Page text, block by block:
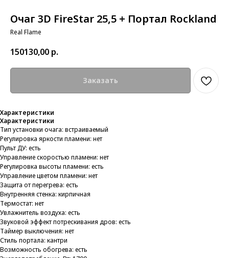
Очаг 3D FireStar 25,5 + Портал Rockland
Real Flame
150130,00 р.
Заказать
Характеристики
Характеристики
Тип установки очага: встраиваемый
Регулировка яркости пламени: нет
Пульт ДУ: есть
Управление скоростью пламени: нет
Регулировка высоты пламени: есть
Управление цветом пламени: нет
Защита от перегрева: есть
Внутренняя стенка: кирпичная
Термостат: нет
Увлажнитель воздуха: есть
Звуковой эффект потрескивания дров: есть
Таймер выключения: нет
Стиль портала: кантри
Возможность обогрева: есть